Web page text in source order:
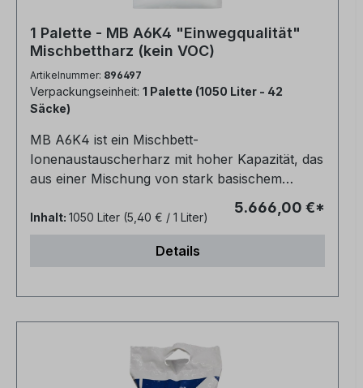
1 Palette - MB A6K4 "Einwegqualität"
Mischbettharz (kein VOC)
Artikelnummer: 896497
Verpackungseinheit: 1 Palette (1050 Liter - 42
Säcke)
MB A6K4 ist ein Mischbett-
Ionenaustauscherharz mit hoher Kapazität, das
aus einer Mischung von stark basischem
Anionenharz und eines stark sauren
Kationenharzes zur direkten Wasserreinigung
besteht.Die Leitfähigkeit liegt bei etwa 0,06
µm/cm.Geeignet für die Verwendung in nicht-
mit hoher Effizienz bei der Entfernung von
Liter SäckePolymermatrix: mit DVB vernetztes
GelpolystyrolIonische Form, wie geliefert: H+ /
Inhalt: 1050 Liter (5,40 € / 1 Liter)
5.666,00 €*
Details